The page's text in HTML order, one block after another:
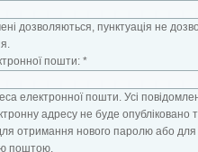
дозволяються, пунктуація не
пошти: *
електронної пошти. Усі
адресу не буде
отримання нового паролю або
поштою.